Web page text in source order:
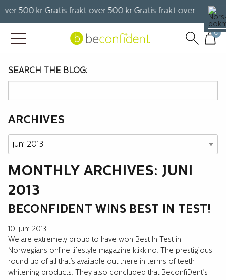
500 kr Gratis frakt over 500 kr Gratis frakt over 500
0
SEARCH THE BLOG:
ARCHIVES
Archives
MONTHLY ARCHIVES: JUNI
2013
BECONFIDENT WINS BEST IN TEST!
10. juni 2013
We are extremely proud to have won Best In Test in
Norwegians online lifestyle magazine klikk.no. The prestigious
round up of all that’s available out there in terms of teeth
whitening products. They also concluded that BeconfiDent’s